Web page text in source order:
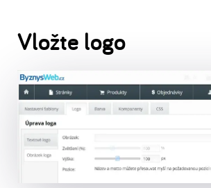
Vložte logo